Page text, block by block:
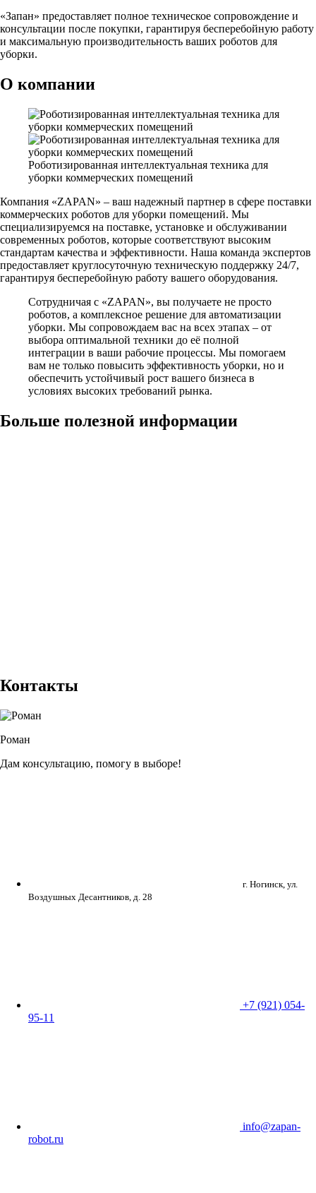
«Запан» предоставляет полное техническое сопровождение и
консультации после покупки, гарантируя бесперебойную работу
и максимальную производительность ваших роботов для
уборки.
О компании
Роботизированная интеллектуальная техника для
уборки коммерческих помещений
Компания «ZAPAN» – ваш надежный партнер в сфере поставки
коммерческих роботов для уборки помещений. Мы
специализируемся на поставке, установке и обслуживании
современных роботов, которые соответствуют высоким
стандартам качества и эффективности. Наша команда экспертов
предоставляет круглосуточную техническую поддержку 24/7,
гарантируя бесперебойную работу вашего оборудования.
Сотрудничая с «ZAPAN», вы получаете не просто
роботов, а комплексное решение для автоматизации
уборки. Мы сопровождаем вас на всех этапах – от
выбора оптимальной техники до её полной
интеграции в ваши рабочие процессы. Мы помогаем
вам не только повысить эффективность уборки, но и
обеспечить устойчивый рост вашего бизнеса в
условиях высоких требований рынка.
Больше полезной информации
Контакты
Роман
Дам консультацию, помогу в выборе!
г. Ногинск, ул.
Воздушных Десантников, д. 28
+7 (921) 054-
95-11
info@zapan-
robot.ru